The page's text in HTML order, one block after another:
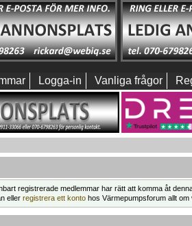
Logga-in Vanliga frågor
registrerade medlemmar har rätt att komma åt
eller registrera ett konto hos Värmepumpsforum allt